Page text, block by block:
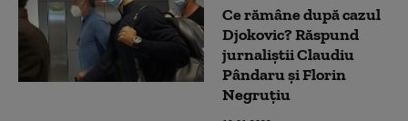
Ce rămâne după cazul
Djokovic? Răspund
jurnaliștii Claudiu
Pândaru și Florin
Negruțiu